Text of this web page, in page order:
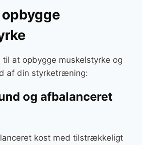
til at opbygge muskelstyrke og
af din styrketræning:
og afbalanceret
kost med tilstrækkeligt